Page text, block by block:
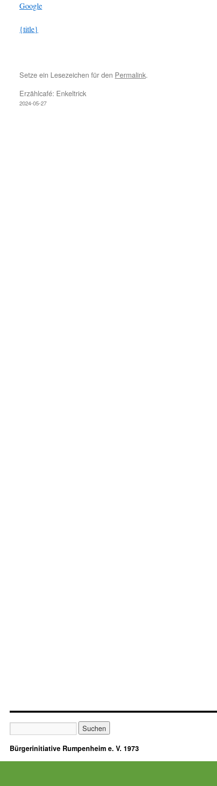
Google
{title}
Setze ein Lesezeichen für den Permalink.
Erzählcafé: Enkeltrick
2024-05-27
Bürgerinitiative Rumpenheim e. V. 1973